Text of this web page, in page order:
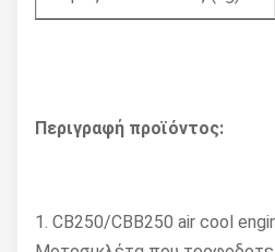
Περιγραφή προϊόντος:
1. CB250/CBB250 air cool